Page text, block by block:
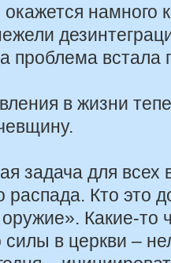
намного
проблема встала
в жизни
задача для
распада. Кто это
Какие-то
в церкви –